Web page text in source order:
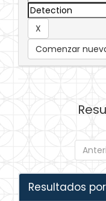
Comenzar
Resultados